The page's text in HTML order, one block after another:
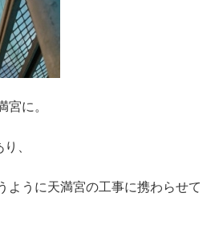
に。
、
ように天満宮の工事に携わらせて